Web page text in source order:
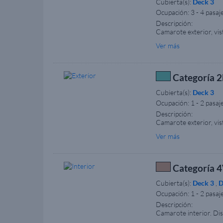
Cubierta(s): Deck 3
Ocupación: 3 - 4
Descripción:
Camarote exterior,
ducha y secador de
naviera. Nota: Dentro
muestra únicamente
Ver más
Categoría
Cubierta(s): Deck 3
Ocupación: 1 - 2
Descripción:
Camarote exterior,
ducha y secador de
naviera. Nota: Dentro
muestra únicamente
Ver más
Categoría
Cubierta(s): Deck 3
Ocupación: 1 - 2
Descripción:
Camarote interior.